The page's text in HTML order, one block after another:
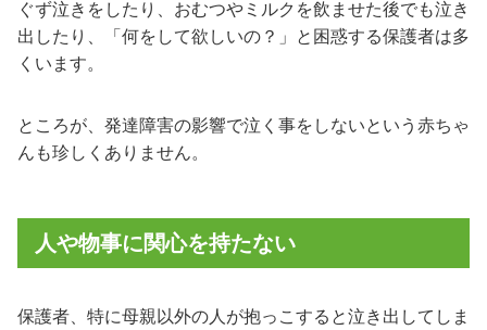
ぐず泣きをしたり、おむつやミルクを飲ませた後でも泣き
出したり、「何をして欲しいの？」と困惑する保護者は多
くいます。
ところが、発達障害の影響で泣く事をしないという赤ちゃ
んも珍しくありません。
人や物事に関心を持たない
保護者、特に母親以外の人が抱っこすると泣き出してしま